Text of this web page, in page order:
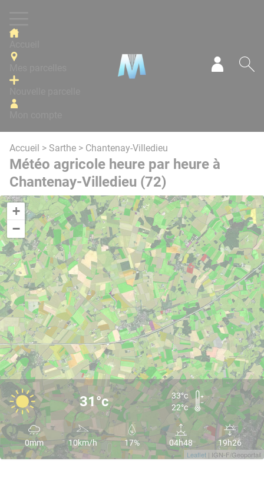
Accueil > Sarthe > Chantenay-Villedieu
Météo agricole heure par heure à
Chantenay-Villedieu (72)
+
−
Leaflet | IGN-F/Geoportail
31°c
33°c
22°c
0mm 10km/h 17% 04h48 19h26